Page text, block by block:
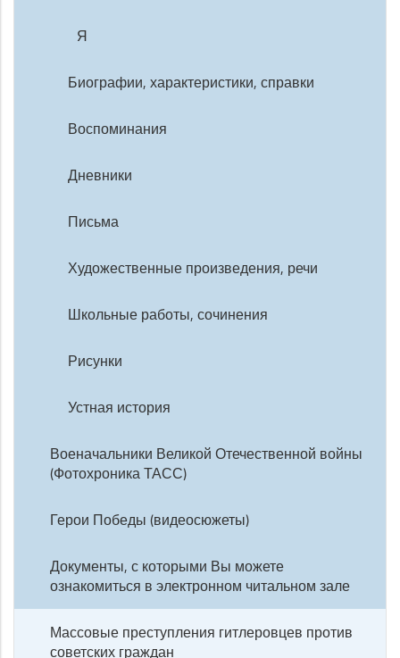
Я
Биографии, характеристики, справки
Воспоминания
Дневники
Письма
Художественные произведения, речи
Школьные работы, сочинения
Рисунки
Устная история
Военачальники Великой Отечественной войны
(Фотохроника ТАСС)
Герои Победы (видеосюжеты)
Документы, с которыми Вы можете
ознакомиться в электронном читальном зале
Массовые преступления гитлеровцев против
советских граждан